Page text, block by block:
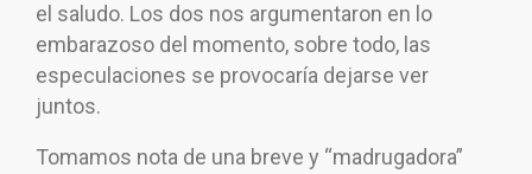
el saludo. Los dos nos argumentaron en lo
embarazoso del momento, sobre todo, las
especulaciones se provocaría dejarse ver
juntos.
Tomamos nota de una breve y “madrugadora”